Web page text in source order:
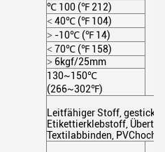
℃ 100 (℉ 212)
˂ 40℃ (℉ 104)
˃ -10℃ (℉ 14)
˂ 70℃ (℉ 158)
˃ 6kgf/25mm
130~150℃
(266~302℉)
Leitfähiger Stoff,
Etikettierklebstoff,
Textilabbinden,